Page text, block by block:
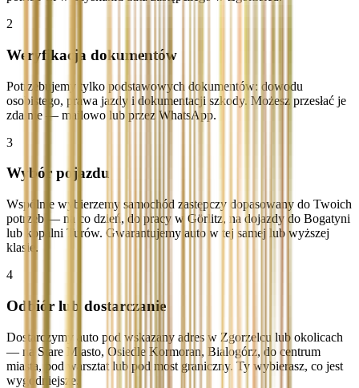
2
Weryfikacja dokumentów
Potrzebujemy tylko podstawowych dokumentów: dowodu
osobistego, prawa jazdy i dokumentacji szkody. Możesz przesłać je
zdalnie — mailowo lub przez WhatsApp.
3
Wybór pojazdu
Wspólnie wybierzemy samochód zastępczy dopasowany do Twoich
potrzeb — na co dzień, do pracy w Görlitz, na dojazdy do Bogatyni
lub kopalni Turów. Gwarantujemy auto w tej samej lub wyższej
klasie.
4
Odbiór lub dostarczanie
Dostarczymy auto pod wskazany adres w Zgorzelcu lub okolicach
— na Stare Miasto, Osiedle Kormoran, Bialogórz, do centrum
miasta, pod warsztat lub pod most graniczny. Ty wybierasz, co jest
wygodniejsze.